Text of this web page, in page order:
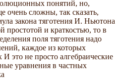
понятий, но,
очень сложны, так сказать,
закона тяготения И. Ньютона
простотой и краткостью, то в
поля тяготения надо
каждое из которых
это не просто алгебраические
уравнения в частных